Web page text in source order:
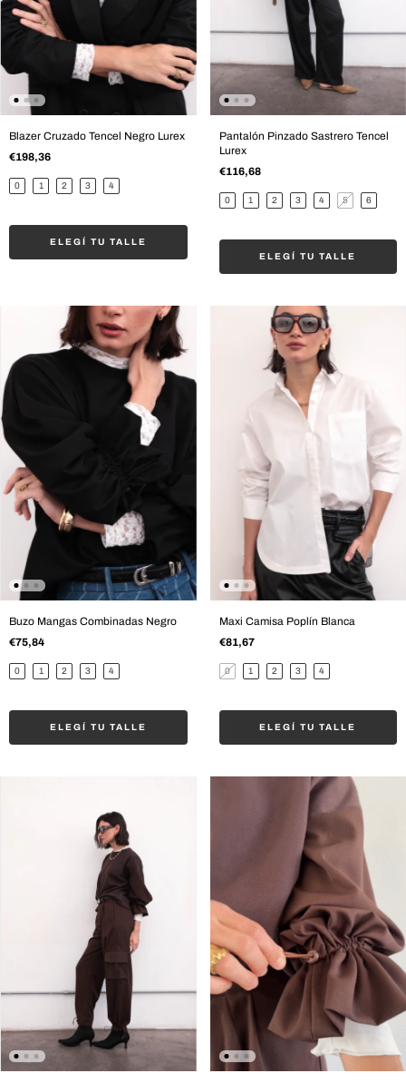
Blazer Cruzado Tencel Negro Lurex
€198,36
0 1 2 3 4
ELEGÍ TU TALLE
Pantalón Pinzado Sastrero Tencel
Lurex
€116,68
0 1 2 3 4 5 6
ELEGÍ TU TALLE
Buzo Mangas Combinadas Negro
€75,84
0 1 2 3 4
ELEGÍ TU TALLE
Maxi Camisa Poplín Blanca
€81,67
0 1 2 3 4
ELEGÍ TU TALLE